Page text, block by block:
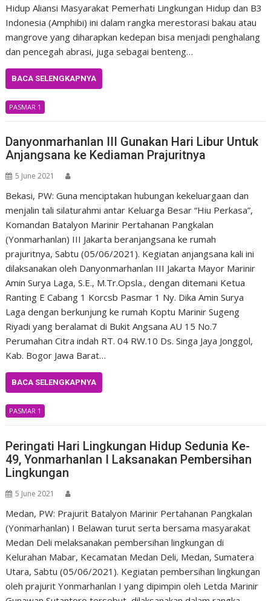
Hidup Aliansi Masyarakat Pemerhati Lingkungan Hidup dan B3
Indonesia (Amphibi) ini dalam rangka merestorasi bakau atau
mangrove yang diharapkan kedepan bisa menjadi penghalang
dan pencegah abrasi, juga sebagai benteng…
BACA SELENGKAPNYA
PASMAR 1
Danyonmarhanlan III Gunakan Hari Libur Untuk
Anjangsana ke Kediaman Prajuritnya
5 June 2021
Bekasi, PW: Guna menciptakan hubungan kekeluargaan dan
menjalin tali silaturahmi antar Keluarga Besar “Hiu Perkasa”,
Komandan Batalyon Marinir Pertahanan Pangkalan
(Yonmarhanlan) III Jakarta beranjangsana ke rumah
prajuritnya, Sabtu (05/06/2021). Kegiatan anjangsana kali ini
dilaksanakan oleh Danyonmarhanlan III Jakarta Mayor Marinir
Amin Surya Laga, S.E., M.Tr.Opsla., dengan ditemani Ketua
Ranting E Cabang 1 Korcsb Pasmar 1 Ny. Dika Amin Surya
Laga dengan berkunjung ke rumah Koptu Marinir Sugeng
Riyadi yang beralamat di Bukit Angsana AU 15 No.7
Perumahan Citra indah RT. 04 RW.10 Ds. Singa Jaya Jonggol,
Kab. Bogor Jawa Barat…
BACA SELENGKAPNYA
PASMAR 1
Peringati Hari Lingkungan Hidup Sedunia Ke-
49, Yonmarhanlan I Laksanakan Pembersihan
Lingkungan
5 June 2021
Medan, PW: Prajurit Batalyon Marinir Pertahanan Pangkalan
(Yonmarhanlan) I Belawan turut serta bersama masyarakat
Medan Deli melaksanakan pembersihan lingkungan di
Kelurahan Mabar, Kecamatan Medan Deli, Medan, Sumatera
Utara, Sabtu (05/06/2021). Kegiatan pembersihan lingkungan
oleh prajurit Yonmarhanlan I yang dipimpin oleh Letda Marinir